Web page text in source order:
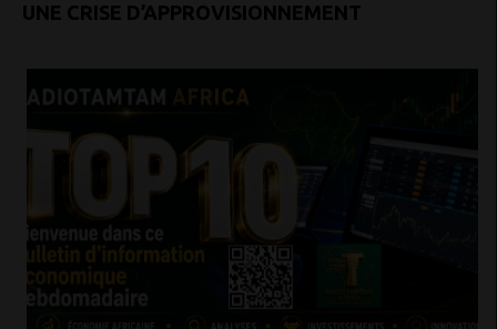
UNE CRISE D’APPROVISIONNEMENT